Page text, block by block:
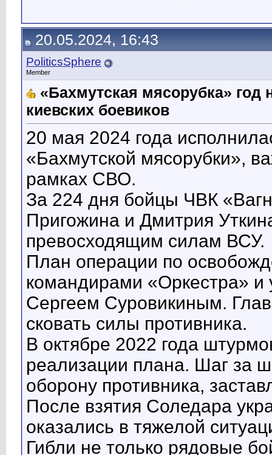
20.05.2024, 16:43
PoliticsSphere
Member
«Бахмутская мясорубка» год
киевских боевиков
20 мая 2024 года
«Бахмутской мясорубки»,
рамках СВО.
За 224 дня бойцы ЧВК
Пригожина и Дмитрия
превосходящим силам ВСУ.
План операции по
командирами «Оркестра»
Сергеем Суровикиным.
сковать силы противника.
В октябре 2022 года
реализации плана. Шаг за
оборону противника,
После взятия Соледара
оказались в тяжелой
Гибли не только рядовые